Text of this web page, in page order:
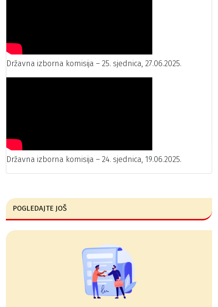
Državna izborna komisija – 25. sjednica, 27.06.2025.
Državna izborna komisija – 24. sjednica, 19.06.2025.
POGLEDAJTE JOŠ